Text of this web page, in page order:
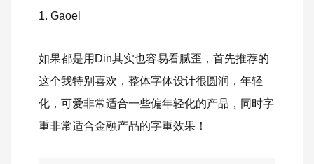
1. Gaoel
如果都是用Din其实也容易看腻歪，首先推荐的
这个我特别喜欢，整体字体设计很圆润，年轻
化，可爱非常适合一些偏年轻化的产品，同时字
重非常适合金融产品的字重效果！